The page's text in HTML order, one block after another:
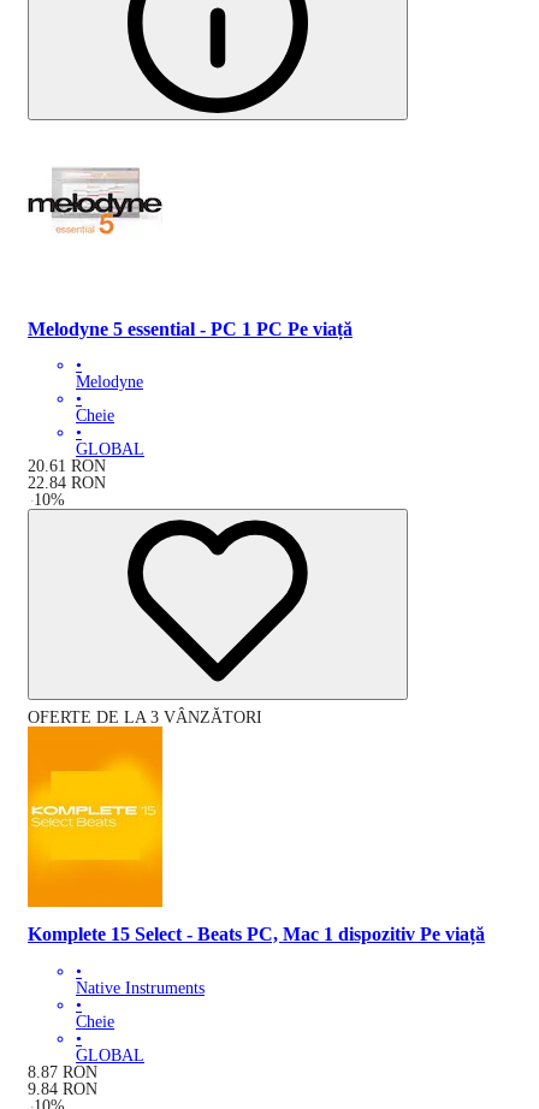
Melodyne 5 essential - PC 1 PC Pe viață
•
Melodyne
•
Cheie
•
GLOBAL
20.61 RON
22.84 RON
-10%
OFERTE DE LA 3 VÂNZĂTORI
Komplete 15 Select - Beats PC, Mac 1 dispozitiv Pe viață
•
Native Instruments
•
Cheie
•
GLOBAL
8.87 RON
9.84 RON